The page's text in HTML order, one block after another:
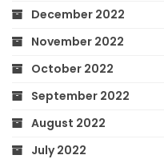
December 2022
November 2022
October 2022
September 2022
August 2022
July 2022